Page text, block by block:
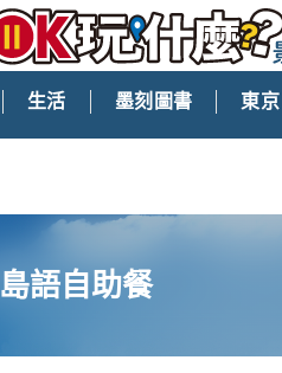
生活 墨刻圖書 東京
島語自助餐